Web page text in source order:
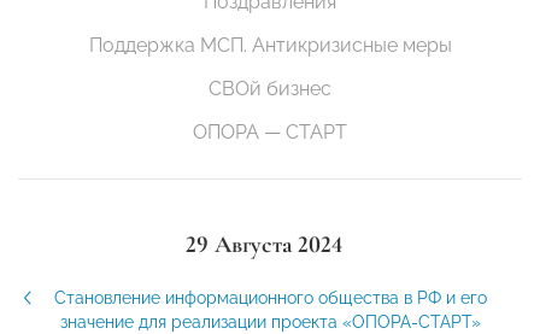
Поддержка МСП. Антикризисные меры
СВОй бизнес
ОПОРА — СТАРТ
29 Августа 2024
Становление информационного общества в РФ и его
значение для реализации проекта «ОПОРА-СТАРТ»